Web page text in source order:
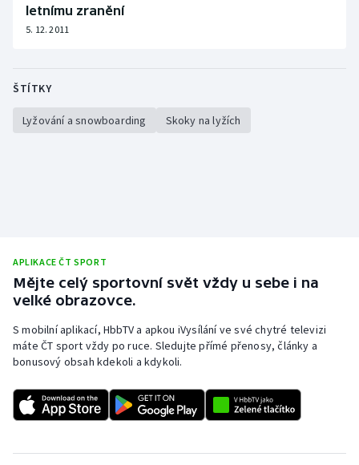
letnímu zranění
5. 12. 2011
ŠTÍTKY
Lyžování a snowboarding Skoky na lyžích
APLIKACE ČT SPORT
Mějte celý sportovní svět vždy u sebe i na
velké obrazovce.
S mobilní aplikací, HbbTV a apkou iVysílání ve své chytré televizi
máte ČT sport vždy po ruce. Sledujte přímé přenosy, články a
bonusový obsah kdekoli a kdykoli.